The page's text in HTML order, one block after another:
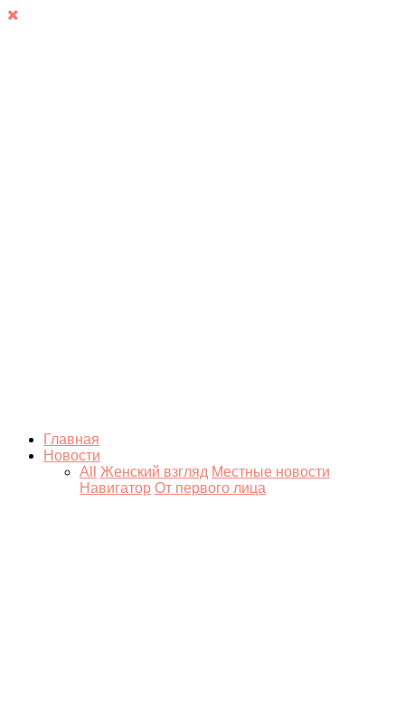
Главная
Новости
All
Женский взгляд Местные новости
Навигатор От первого лица